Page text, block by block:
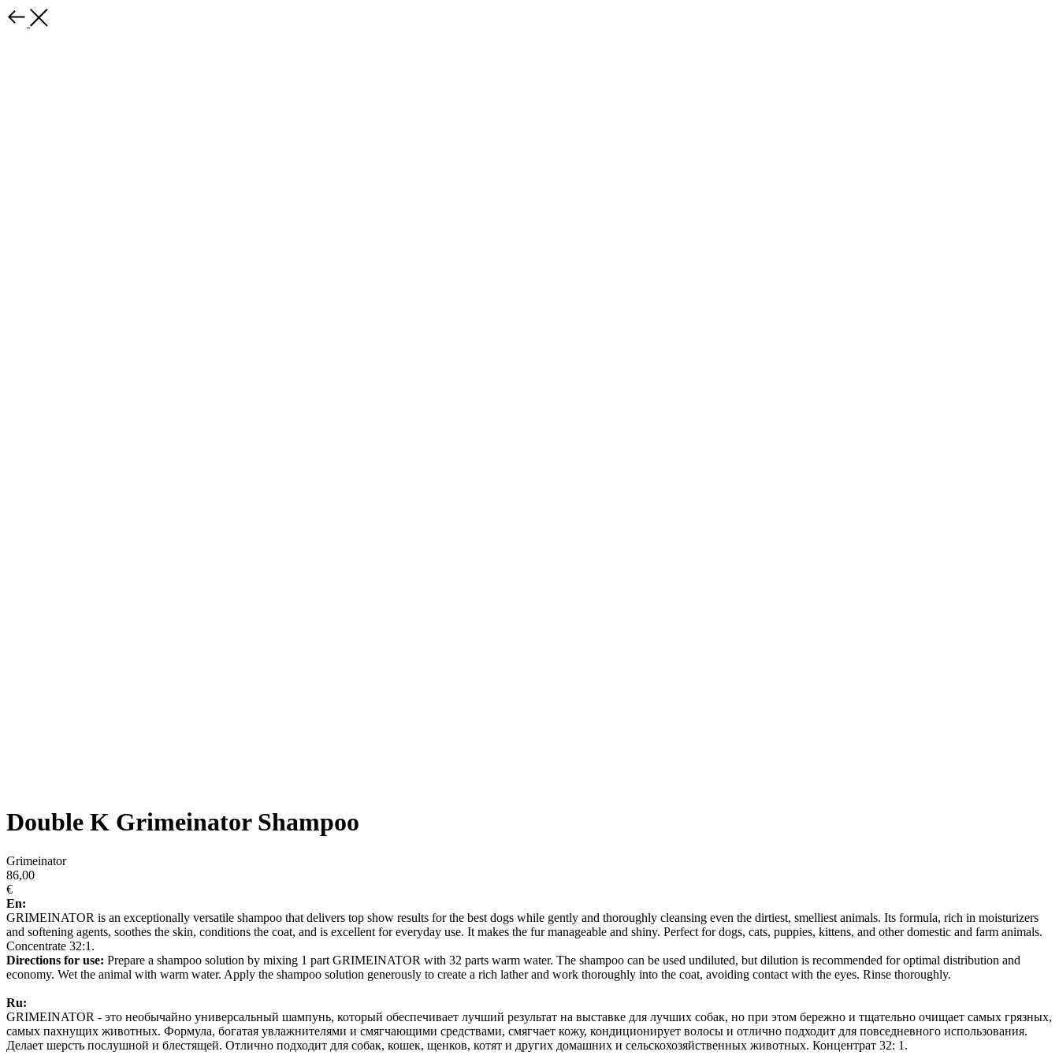
Double K Grimeinator Shampoo
Grimeinator
86,00
€
En:
GRIMEINATOR is an exceptionally versatile shampoo that delivers top show results for the best dogs while gently and thoroughly cleansing even the dirtiest, smelliest animals. Its formula, rich in moisturizers
and softening agents, soothes the skin, conditions the coat, and is excellent for everyday use. It makes the fur manageable and shiny. Perfect for dogs, cats, puppies, kittens, and other domestic and farm animals.
Concentrate 32:1.
Directions for use: Prepare a shampoo solution by mixing 1 part GRIMEINATOR with 32 parts warm water. The shampoo can be used undiluted, but dilution is recommended for optimal distribution and
economy. Wet the animal with warm water. Apply the shampoo solution generously to create a rich lather and work thoroughly into the coat, avoiding contact with the eyes. Rinse thoroughly.
Ru:
GRIMEINATOR - это необычайно универсальный шампунь, который обеспечивает лучший результат на выставке для лучших собак, но при этом бережно и тщательно очищает самых грязных,
самых пахнущих животных. Формула, богатая увлажнителями и смягчающими средствами, смягчает кожу, кондиционирует волосы и отлично подходит для повседневного использования.
Делает шерсть послушной и блестящей. Отлично подходит для собак, кошек, щенков, котят и других домашних и сельскохозяйственных животных. Концентрат 32: 1.